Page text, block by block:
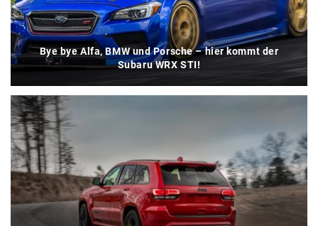
Bye bye Alfa, BMW und Porsche – hier kommt der
Subaru WRX STI!